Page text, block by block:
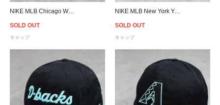
NIKE MLB Chicago Whitre Sox Adjustable Cap - Gray
SOLD OUT
キャップ
NIKE MLB New York Yankees Adjustable Cap- Navy
SOLD OUT
キャップ